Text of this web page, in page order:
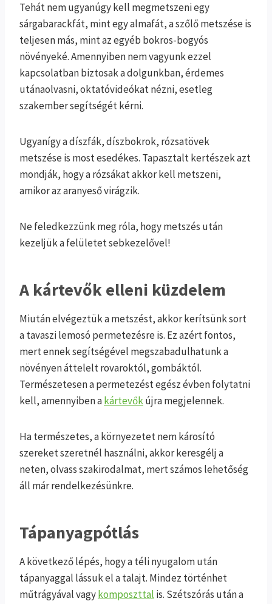
Tehát nem ugyanúgy kell megmetszeni egy
sárgabarackfát, mint egy almafát, a szőlő metszése is
teljesen más, mint az egyéb bokros-bogyós
növényeké. Amennyiben nem vagyunk ezzel
kapcsolatban biztosak a dolgunkban, érdemes
utánaolvasni, oktatóvideókat nézni, esetleg
szakember segítségét kérni.
Ugyanígy a díszfák, díszbokrok, rózsatövek
metszése is most esedékes. Tapasztalt kertészek azt
mondják, hogy a rózsákat akkor kell metszeni,
amikor az aranyeső virágzik.
Ne feledkezzünk meg róla, hogy metszés után
kezeljük a felületet sebkezelővel!
A kártevők elleni küzdelem
Miután elvégeztük a metszést, akkor kerítsünk sort
a tavaszi lemosó permetezésre is. Ez azért fontos,
mert ennek segítségével megszabadulhatunk a
növényen áttelelt rovaroktól, gombáktól.
Természetesen a permetezést egész évben folytatni
kell, amennyiben akártevőkújra megjelennek.
Ha természetes, a környezetet nem károsító
szereket szeretnél használni, akkor keresgélj a
neten, olvass szakirodalmat, mert számos lehetőség
áll már rendelkezésünkre.
Tápanyagpótlás
A következő lépés, hogy a téli nyugalom után
tápanyaggal lássuk el a talajt. Mindez történhet
műtrágyával vagykomposzttal is. Szétszórás után a